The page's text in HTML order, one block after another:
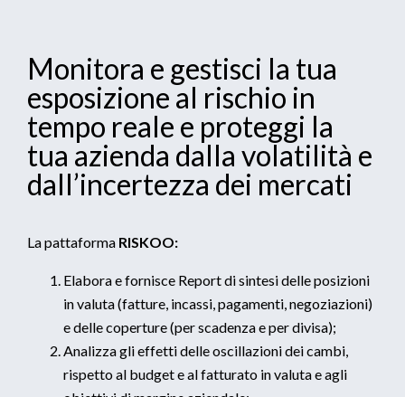
Monitora e gestisci la tua
esposizione al rischio in
tempo reale e proteggi la
tua azienda dalla volatilità e
dall’incertezza dei mercati
La pattaforma RISKOO:
Elabora e fornisce Report di sintesi delle posizioni
in valuta (fatture, incassi, pagamenti, negoziazioni)
e delle coperture (per scadenza e per divisa);
Analizza gli effetti delle oscillazioni dei cambi,
rispetto al budget e al fatturato in valuta e agli